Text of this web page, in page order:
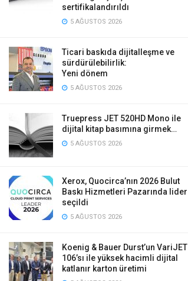
sertifikalandırıldı
5 AĞUSTOS 2026
Ticari baskıda dijitalleşme ve
sürdürülebilirlik:
Yeni dönem
5 AĞUSTOS 2026
Truepress JET 520HD Mono ile
dijital kitap basımına girmek…
5 AĞUSTOS 2026
Xerox, Quocirca’nın 2026 Bulut
Baskı Hizmetleri Pazarında lider
seçildi
5 AĞUSTOS 2026
Koenig & Bauer Durst’un VariJET
106’sı ile yüksek hacimli dijital
katlanır karton üretimi